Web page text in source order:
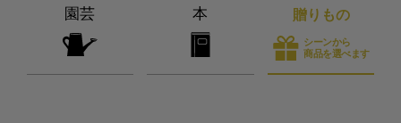
園芸 本 贈りもの
シーンから
商品を選べます